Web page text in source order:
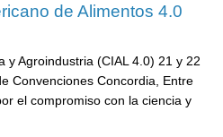
de Alimentos 4.0
y Agroindustria (CIAL 4.0) 21 y 22
Convenciones Concordia, Entre
el compromiso con la ciencia y